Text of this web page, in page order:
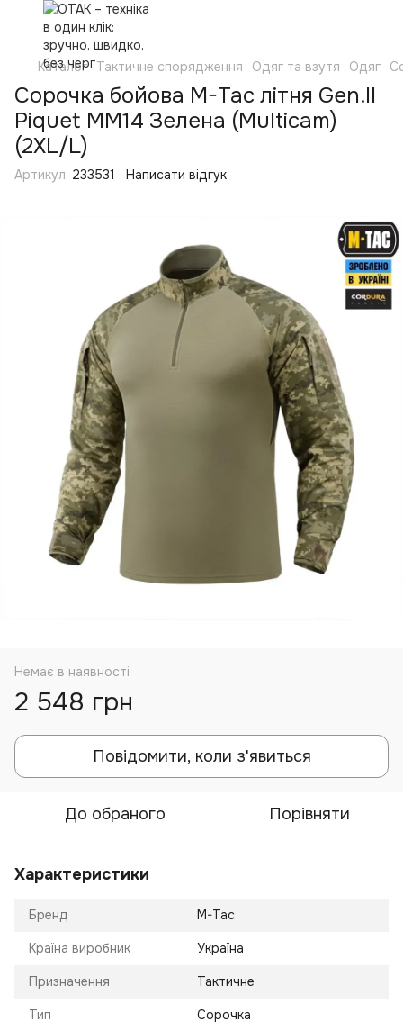
Каталог Тактичне спорядження Одяг та взутя Одяг
Сорочка бойова M-Tac літня Gen.II
Piquet MM14 Зелена (Multicam)
(2XL/L)
Артикул: 233531 Написати відгук
Немає в наявності
2 548 грн
Повідомити, коли з'явиться
До обраного Порівняти
Характеристики
Бренд M-Tac
Країна виробник Україна
Призначення Тактичне
Тип Сорочка